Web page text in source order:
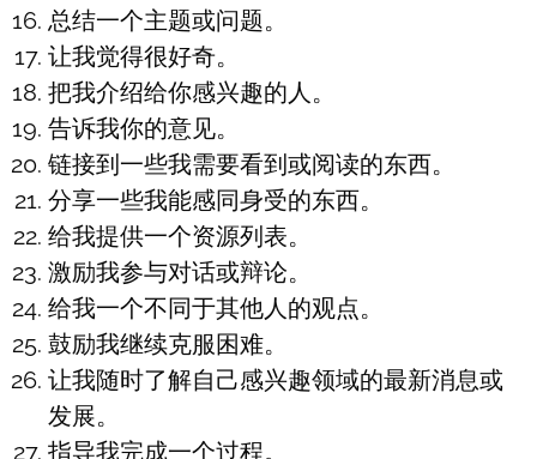
总结一个主题或问题。
让我觉得很好奇。
把我介绍给你感兴趣的人。
告诉我你的意见。
链接到一些我需要看到或阅读的东西。
分享一些我能感同身受的东西。
给我提供一个资源列表。
激励我参与对话或辩论。
给我一个不同于其他人的观点。
鼓励我继续克服困难。
让我随时了解自己感兴趣领域的最新消息或
发展。
指导我完成一个过程。